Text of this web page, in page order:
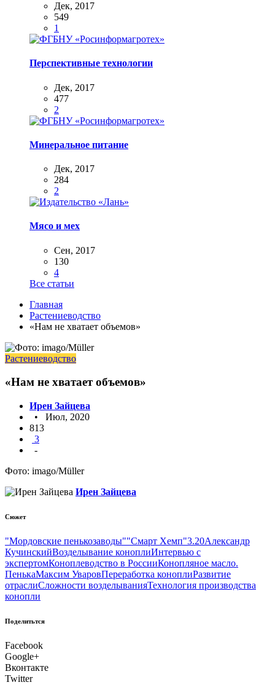
Дек, 2017
549
1
Перспективные технологии
Дек, 2017
477
2
Минеральное питание
Дек, 2017
284
2
Мясо и мех
Сен, 2017
130
4
Все статьи
Главная
Растениеводство
«Нам не хватает объемов»
Растениеводство
«Нам не хватает объемов»
Ирен Зайцева
• Июл, 2020
813
3
-
Фото: imago/Müller
Ирен Зайцева
Сюжет
"Мордовские пенькозаводы""Смарт Хемп"3.20Александр
КучинскийВозделывание коноплиИнтервью с
экспертомКоноплеводство в РоссииКонопляное масло.
ПенькаМаксим УваровПереработка коноплиРазвитие
отраслиСложности возделыванияТехнология производства
конопли
Поделитьтся
Facebook
Google+
Вконтакте
Twitter